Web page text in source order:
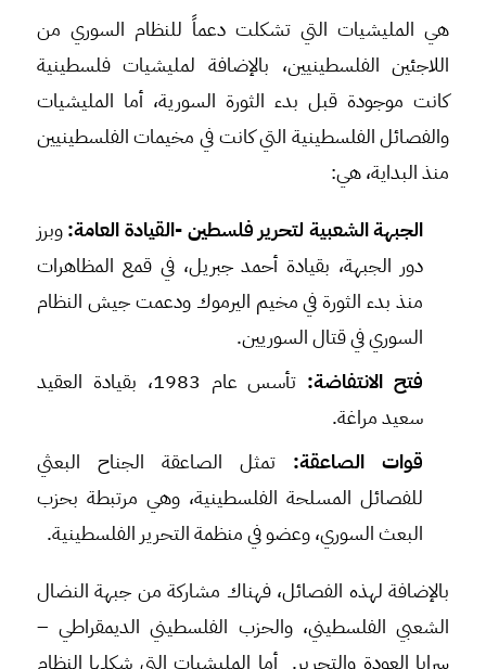
هي المليشيات التي تشكلت دعماً للنظام السوري من
اللاجئين الفلسطينيين، بالإضافة لمليشيات فلسطينية
كانت موجودة قبل بدء الثورة السورية، أما المليشيات
والفصائل الفلسطينية التي كانت في مخيمات الفلسطينيين
منذ البداية، هي:
الجبهة الشعبية لتحرير فلسطين -القيادة العامة:وبرز
دور الجبهة، بقيادة أحمد جبريل، في قمع المظاهرات
منذ بدء الثورة في مخيم اليرموك ودعمت جيش النظام
السوري في قتال السوريين.
فتح الانتفاضة:
تأسس عام 1983، بقيادة العقيد
سعيد مراغة.
قوات الصاعقة: تمثل الصاعقة الجناح البعثي
للفصائل المسلحة الفلسطينية، وهي مرتبطة بحزب
البعث السوري، وعضو في منظمة التحرير الفلسطينية.
بالإضافة لهذه الفصائل، فهناك مشاركة من جبهة النضال
الشعبي الفلسطيني، والحزب الفلسطيني الديمقراطي –
سرايا العودة والتحرير. أما المليشيات التي شكلها النظام